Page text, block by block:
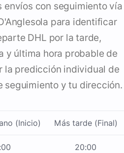
envíos con seguimiento vía
para identificar
DHL por la tarde,
y última hora probable de
la predicción individual de
seguimiento y tu dirección.
(Inicio) Más tarde (Final)
20:00